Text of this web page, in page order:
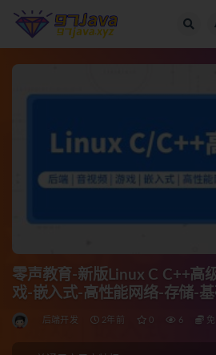
零声教育-新版Linux C C++高
戏-嵌入式-高性能网络-存储-基
后端开发 2年前 0 6